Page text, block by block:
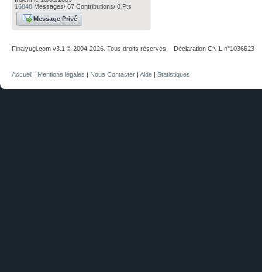
16848 Messages/ 67 Contributions/ 0 Pts
Message Privé
Finalyugi.com v3.1 © 2004-2026. Tous droits réservés. - Déclaration CNIL n°1036623
Accueil | Mentions légales | Nous Contacter | Aide | Statistiques